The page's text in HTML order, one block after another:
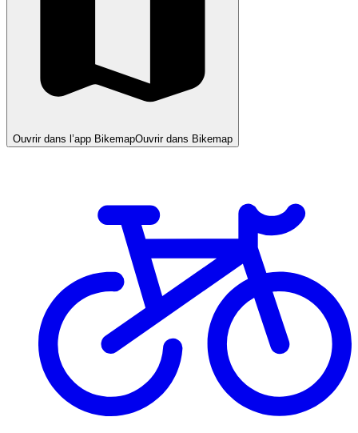
Ouvrir dans l’app BikemapOuvrir dans Bikemap